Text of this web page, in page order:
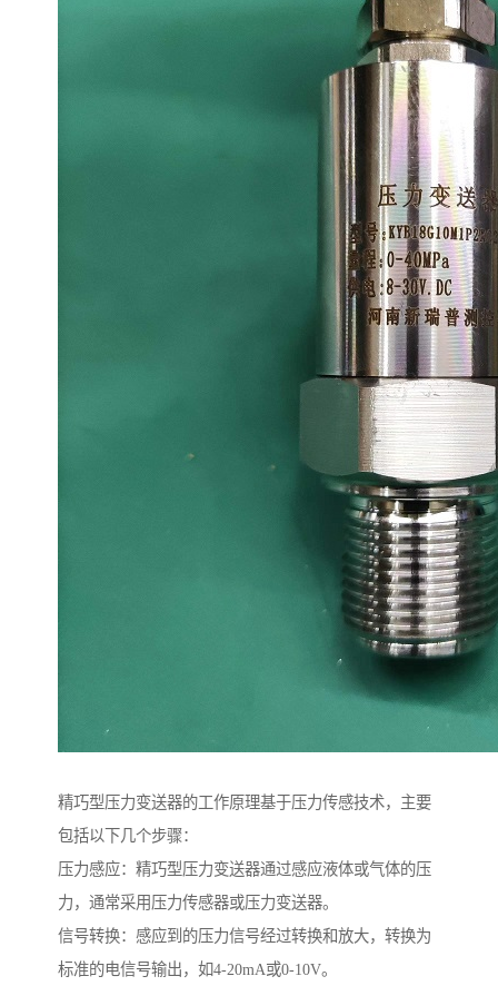
精巧型压力变送器的工作原理基于压力传感技术，主要
包括以下几个步骤：
压力感应：精巧型压力变送器通过感应液体或气体的压
力，通常采用压力传感器或压力变送器。
信号转换：感应到的压力信号经过转换和放大，转换为
标准的电信号输出，如4-20mA或0-10V。